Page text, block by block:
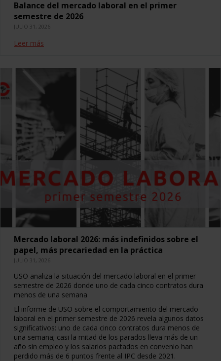
Balance del mercado laboral en el primer
semestre de 2026
JULIO 31, 2026
Leer más
Mercado laboral 2026: más indefinidos sobre el
papel, más precariedad en la práctica
JULIO 31, 2026
USO analiza la situación del mercado laboral en el primer
semestre de 2026 donde uno de cada cinco contratos dura
menos de una semana
El informe de USO sobre el comportamiento del mercado
laboral en el primer semestre de 2026 revela algunos datos
significativos: uno de cada cinco contratos dura menos de
una semana; casi la mitad de los parados lleva más de un
año sin empleo y los salarios pactados en convenio han
perdido más de 6 puntos frente al IPC desde 2021.